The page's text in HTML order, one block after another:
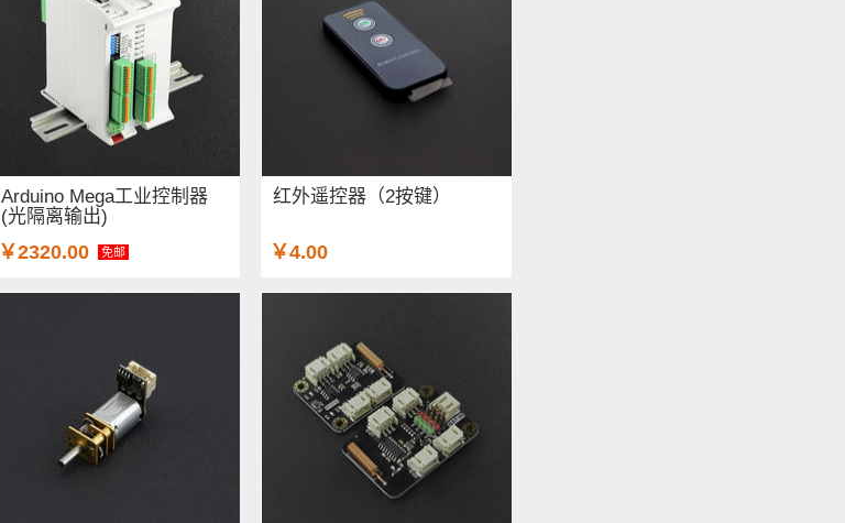
Arduino Mega工业控制器
(光隔离输出)
￥2320.00 免邮
红外遥控器（2按键）
￥4.00